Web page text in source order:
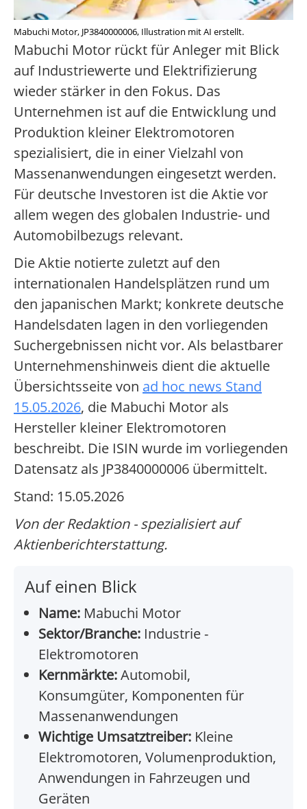
Mabuchi Motor, JP3840000006, Illustration mit AI erstellt.
Mabuchi Motor rückt für Anleger mit Blick
auf Industriewerte und Elektrifizierung
wieder stärker in den Fokus. Das
Unternehmen ist auf die Entwicklung und
Produktion kleiner Elektromotoren
spezialisiert, die in einer Vielzahl von
Massenanwendungen eingesetzt werden.
Für deutsche Investoren ist die Aktie vor
allem wegen des globalen Industrie- und
Automobilbezugs relevant.
Die Aktie notierte zuletzt auf den
internationalen Handelsplätzen rund um
den japanischen Markt; konkrete deutsche
Handelsdaten lagen in den vorliegenden
Suchergebnissen nicht vor. Als belastbarer
Unternehmenshinweis dient die aktuelle
Übersichtsseite von ad hoc news Stand
15.05.2026, die Mabuchi Motor als
Hersteller kleiner Elektromotoren
beschreibt. Die ISIN wurde im vorliegenden
Datensatz als JP3840000006 übermittelt.
Stand: 15.05.2026
Von der Redaktion - spezialisiert auf
Aktienberichterstattung.
Auf einen Blick
Name: Mabuchi Motor
Sektor/Branche: Industrie -
Elektromotoren
Kernmärkte:Automobil,
Konsumgüter, Komponenten für
Massenanwendungen
Wichtige Umsatztreiber: Kleine
Elektromotoren, Volumenproduktion,
Anwendungen in Fahrzeugen und
Geräten